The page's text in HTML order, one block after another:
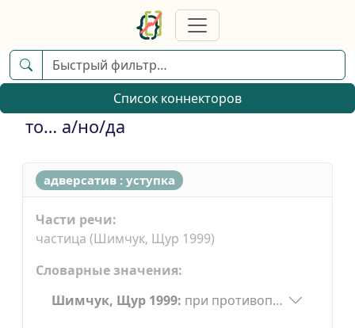
Список коннекторов
то… а/но/да
адверсатив : уступка
Части речи:
частица (Шимчук, Щур 1999)
Словарные значения:
Шимчук, Щур 1999: при противопоставлении